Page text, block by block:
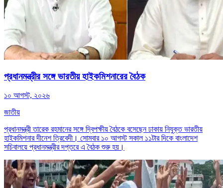
প্রধানমন্ত্রীর সঙ্গে ভারতীয় হাইকমিশনারের বৈঠক
১০ আগস্ট, ২০২৬
জাতীয়
প্রধানমন্ত্রী তারেক রহমানের সঙ্গে দ্বিপক্ষীয় বৈঠকে বসেছেন ঢাকায় নিযুক্ত ভারতীয়
হাইকমিশনার দীনেশ ত্রিবেদী। সোমবার ১০ আগস্ট সকাল ১১টার দিকে বাংলাদেশ
সচিবালয়ে প্রধানমন্ত্রীর দপ্তরে এ বৈঠক শুরু হয়।